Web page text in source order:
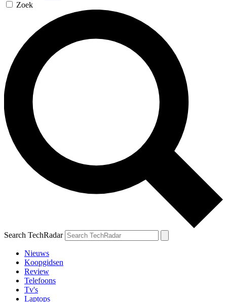
Zoek
Search TechRadar
Nieuws
Koopgidsen
Review
Telefoons
Tv's
Laptops